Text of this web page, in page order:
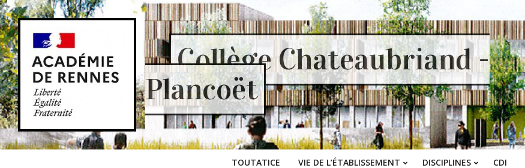
Skip
to
content
Collège Chateaubriand -
Plancoët
TOUTATICE VIE DE L’ÉTABLISSEMENT DISCIPLINES CDI